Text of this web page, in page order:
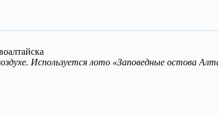
Используется лото «Заповедные остова